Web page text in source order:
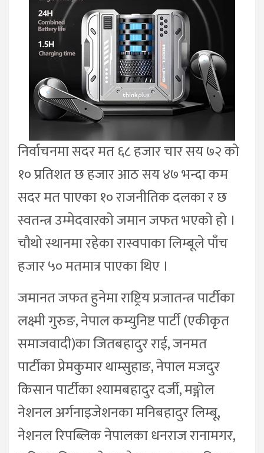
निर्वाचनमा सदर मत ६८ हजार चार सय ७२ को
१० प्रतिशत छ हजार आठ सय ४७ भन्दा कम
सदर मत पाएका १० राजनीतिक दलका र छ
स्वतन्त्र उम्मेदवारको जमान जफत भएको हो ।
चौथो स्थानमा रहेका रास्वपाका लिम्बूले पाँच
हजार ५० मतमात्र पाएका थिए ।
जमानत जफत हुनेमा राष्ट्रिय प्रजातन्त्र पार्टीका
लक्ष्मी गुरुङ, नेपाल कम्युनिष्ट पार्टी (एकीकृत
समाजवादी)का जितबहादुर राई, जनमत
पार्टीका प्रेमकुमार थाम्सुहाङ, नेपाल मजदुर
किसान पार्टीका श्यामबहादुर दर्जी, मङ्गोल
नेशनल अर्गनाइजेशनका मनिबहादुर लिम्बू,
नेशनल रिपब्लिक नेपालका धनराज रानामगर,